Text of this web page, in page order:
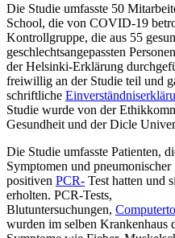
Die Studie umfasste 50
School, die von COVID-19
Kontrollgruppe, die aus 55
geschlechtsangepassten
der Helsinki-Erklärung
freiwillig an der Studie teil und
schriftliche
Studie wurde von der
Gesundheit und der Dicle
Die Studie umfasste Patienten,
Symptomen und
positiven PCR- Test hatten und
erholten. PCR-Tests,
Blutuntersuchungen,
wurden im selben Krankenhaus